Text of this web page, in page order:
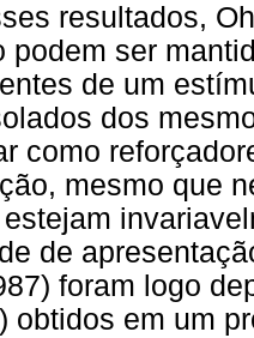
resultados,
podem ser
de um
dos
como
mesmo que
de
foram logo
obtidos em um